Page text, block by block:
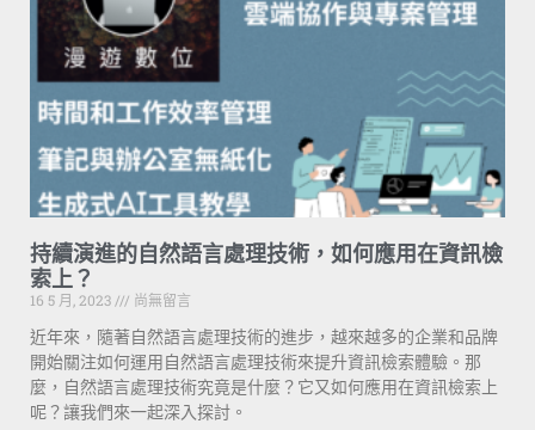
持續演進的自然語言處理技術，如何應用在資訊檢
索上？
16 5 月, 2023
尚無留言
近年來，隨著自然語言處理技術的進步，越來越多的企業和品牌
開始關注如何運用自然語言處理技術來提升資訊檢索體驗。那
麼，自然語言處理技術究竟是什麼？它又如何應用在資訊檢索上
呢？讓我們來一起深入探討。